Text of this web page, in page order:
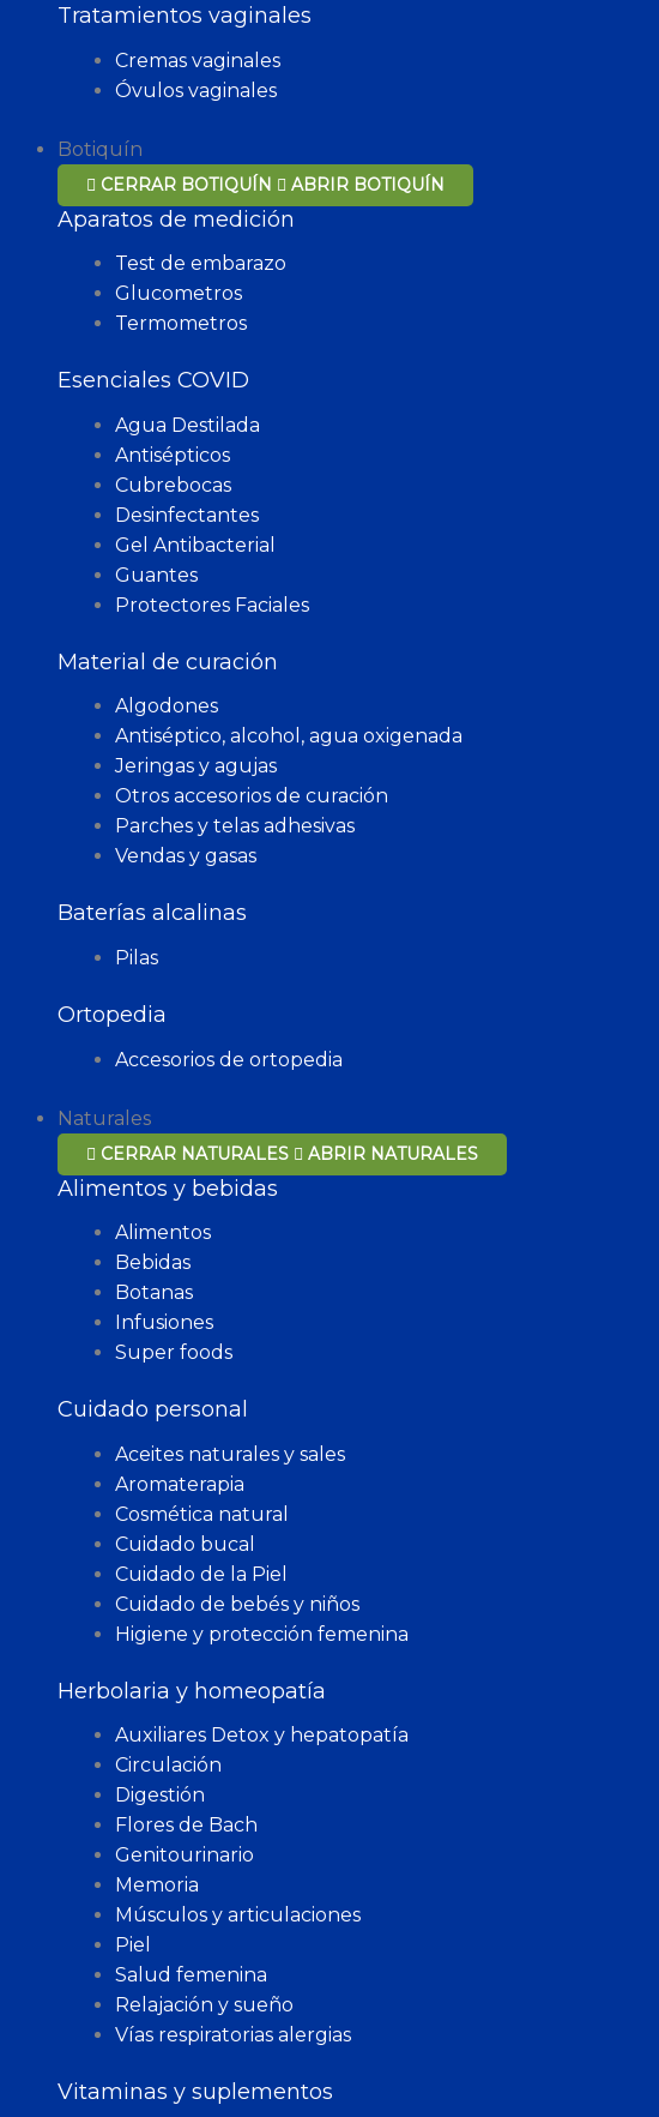
Tratamientos vaginales
Cremas vaginales
Óvulos vaginales
Botiquín
CERRAR BOTIQUÍN ABRIR BOTIQUÍN
Aparatos de medición
Test de embarazo
Glucometros
Termometros
Esenciales COVID
Agua Destilada
Antisépticos
Cubrebocas
Desinfectantes
Gel Antibacterial
Guantes
Protectores Faciales
Material de curación
Algodones
Antiséptico, alcohol, agua oxigenada
Jeringas y agujas
Otros accesorios de curación
Parches y telas adhesivas
Vendas y gasas
Baterías alcalinas
Pilas
Ortopedia
Accesorios de ortopedia
Naturales
CERRAR NATURALES ABRIR NATURALES
Alimentos y bebidas
Alimentos
Bebidas
Botanas
Infusiones
Super foods
Cuidado personal
Aceites naturales y sales
Aromaterapia
Cosmética natural
Cuidado bucal
Cuidado de la Piel
Cuidado de bebés y niños
Higiene y protección femenina
Herbolaria y homeopatía
Auxiliares Detox y hepatopatía
Circulación
Digestión
Flores de Bach
Genitourinario
Memoria
Músculos y articulaciones
Piel
Salud femenina
Relajación y sueño
Vías respiratorias alergias
Vitaminas y suplementos